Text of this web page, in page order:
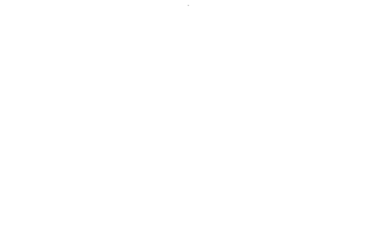
la 4.ª  y la 9.ª División.